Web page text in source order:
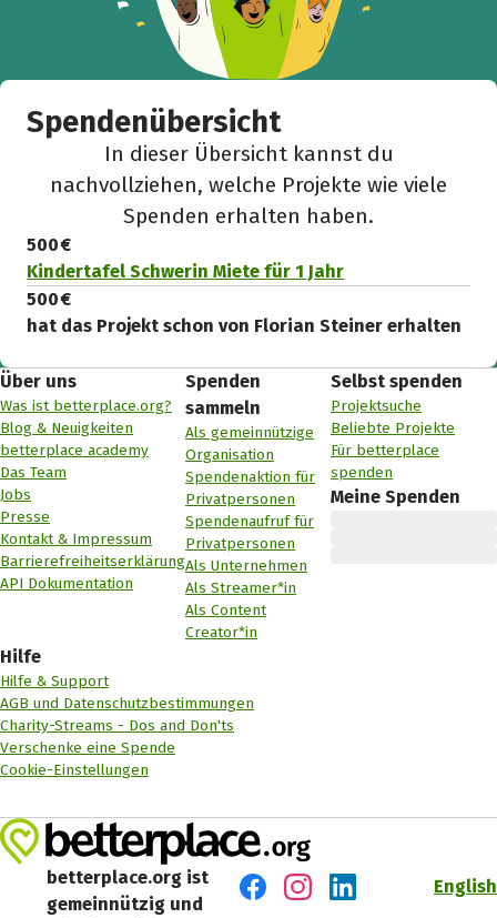
Spendenübersicht
In dieser Übersicht kannst du
nachvollziehen, welche Projekte wie viele
Spenden erhalten haben.
500 €
Kindertafel Schwerin Miete für 1 Jahr
500 €
hat das Projekt schon von Florian Steiner erhalten
Über uns
Was ist betterplace.org?
Blog & Neuigkeiten
betterplace academy
Das Team
Jobs
Presse
Kontakt & Impressum
Barrierefreiheitserklärung
API Dokumentation
Spenden
sammeln
Als gemeinnützige
Organisation
Spendenaktion für
Privatpersonen
Spendenaufruf für
Privatpersonen
Als Unternehmen
Als Streamer*in
Als Content
Creator*in
Selbst spenden
Projektsuche
Beliebte Projekte
Für betterplace
spenden
Meine Spenden
Hilfe
Hilfe & Support
AGB und Datenschutzbestimmungen
Charity-Streams - Dos and Don'ts
Verschenke eine Spende
Cookie-Einstellungen
betterplace.org ist
gemeinnützig und
English